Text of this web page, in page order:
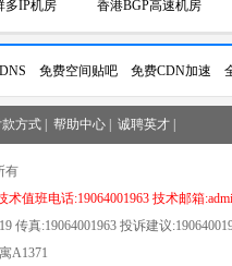
多IP机房 香港BGP高速机房
免费空间贴吧 免费CDN加速
方式| 帮助中心| 诚聘英才|
有
术值班电话:19064001963 技术邮箱
传真:19064001963 投诉建议
A1371